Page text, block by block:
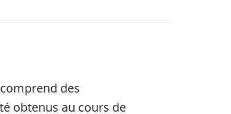
des
obtenus au cours de